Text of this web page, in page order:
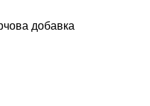
добавка